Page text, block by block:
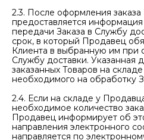
2.3. После оформления заказа
предоставляется
передачи Заказа в Службу
срок, в который Продавец
Клиента в выбранную им при
Службу доставки. Указанная
заказанных Товаров на
необходимого на обработку
2.4. Если на складе у
необходимое количество
Продавец информирует об
направления электронного
направляется по